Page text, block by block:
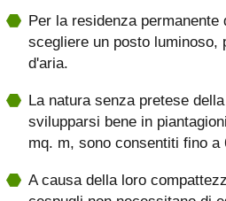
Per la residenza
scegliere un posto luminoso,
d'aria.
La natura senza pretese
svilupparsi bene in
mq. m, sono consentiti fino a
A causa della loro